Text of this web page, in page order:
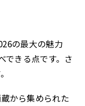
の最大の魅力
できる点です。さ
から集められた